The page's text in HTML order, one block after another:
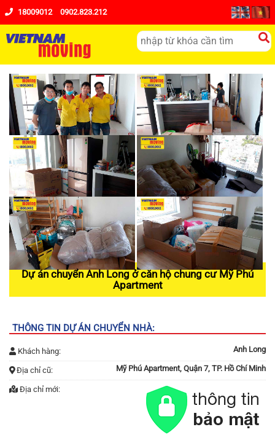
18009012 0902.823.212
Dự án chuyển Anh Long ở căn hộ chung cư Mỹ Phú
Apartment
THÔNG TIN DỰ ÁN CHUYỂN NHÀ:
Khách hàng: Anh Long
Địa chỉ cũ: Mỹ Phú Apartment, Quận 7, TP. Hồ Chí Minh
Địa chỉ mới: